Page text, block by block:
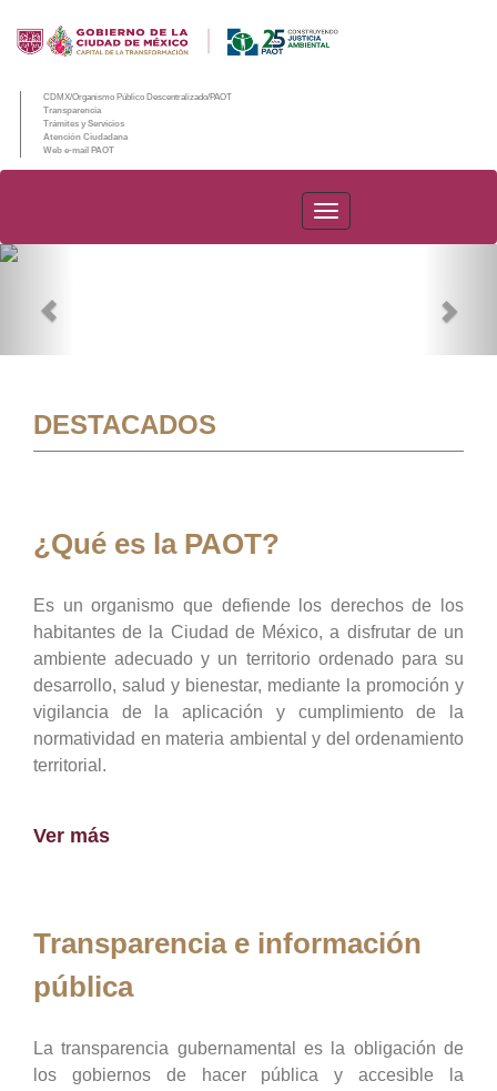
CDMX/Organismo Público Descentralizado/PAOT
Transparencia
Trámites y Servicios
Atención Ciudadana
Web e-mail PAOT
PAOT
DESTACADOS
¿Qué es la PAOT?
Es un organismo que defiende los derechos de los
habitantes de la Ciudad de México, a disfrutar de un
ambiente adecuado y un territorio ordenado para su
desarrollo, salud y bienestar, mediante la promoción y
vigilancia de la aplicación y cumplimiento de la
normatividad en materia ambiental y del ordenamiento
territorial.
Ver más
Transparencia e información
pública
La transparencia gubernamental es la obligación de
los gobiernos de hacer pública y accesible la